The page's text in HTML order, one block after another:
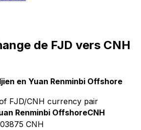
de FJD vers CNH
en Yuan Renminbi Offshore
FJD/CNH currency pair
Renminbi OffshoreCNH
CNH